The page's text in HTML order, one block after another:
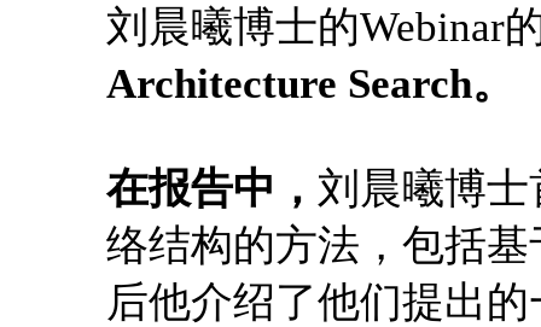
刘晨曦博士的Webinar
Architecture Search。
在报告中， 刘晨曦博
络结构的方法，包括
后他介绍了他们提出